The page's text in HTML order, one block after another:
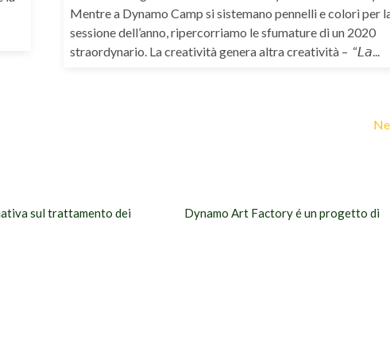
Mentre a Dynamo Camp si sistemano pennelli e colori per
sessione dell’anno, ripercorriamo le sfumature di un 2020
straordynario. La creatività genera altra creatività – “𝘓𝘢...
sul trattamento dei
Dynamo Art Factory é un progetto di